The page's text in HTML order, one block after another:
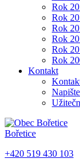
Rok
Rok
Rok
Rok
Rok
Rok
Kontakt
Bořetice
+420 519 430 103